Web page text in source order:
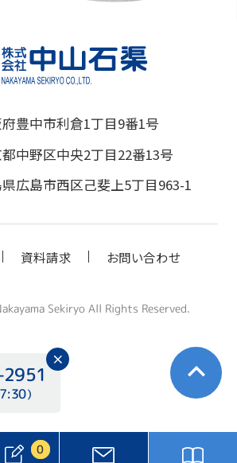
0
豊中市利倉1丁目9番1号
中野区中央2丁目22番13号
広島市西区己斐上5丁目963-1
資料請求 お問い合わせ
Sekiryo All Rights Reserved.
）